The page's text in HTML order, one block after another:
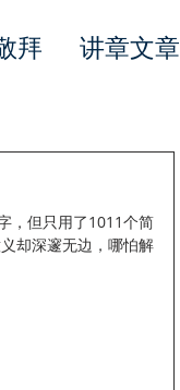
拜 讲章文章
，但只用了1011个简
却深邃无边，哪怕解